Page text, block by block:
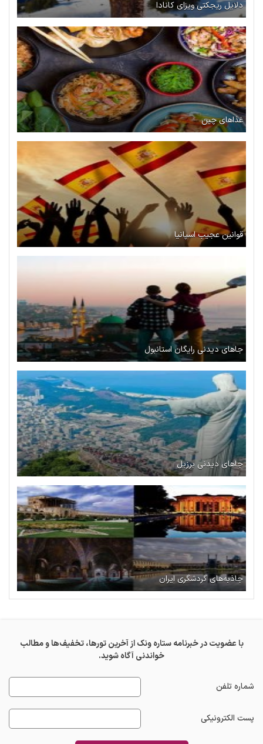
دلایل ریجکتی ویزای کانادا
غذاهای چین
قوانین عجیب اسپانیا
جاهای دیدنی رایگان استانبول
جاهای دیدنی برزیل
جاذبه‌های گردشگری ایران
با عضویت در خبرنامه ستاره ونک از آخرین تورها، تخفیف‌ها و مطالب
خواندنی آگاه شوید.
شماره تلفن
پست الکترونیکی